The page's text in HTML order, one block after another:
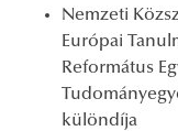
Nemzeti
Európai
Református
különdíja